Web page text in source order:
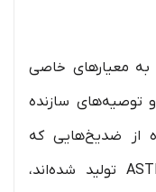
به معیارهای خاصی
توصیه‌های سازنده
از ضدیخ‌هایی که
مطابق با استانداردهای ASTM D3306 تولید شده‌اند،